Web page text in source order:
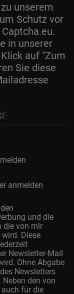
unserem
Schutz vor
in unserer
auf "Zum
Sie diese
anmelden
und die
die von mir
Diese
Newsletter-Mail
Ohne Abgabe
Newsletters
den von
für die